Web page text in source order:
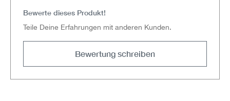
Bewerte dieses Produkt!
Teile Deine Erfahrungen mit anderen Kunden.
Bewertung schreiben